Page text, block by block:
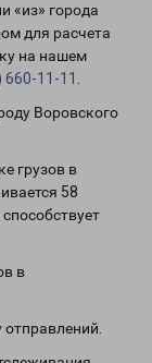
«из» города
для расчета
на нашем
660-11-11
Воровского
грузов в
58
в